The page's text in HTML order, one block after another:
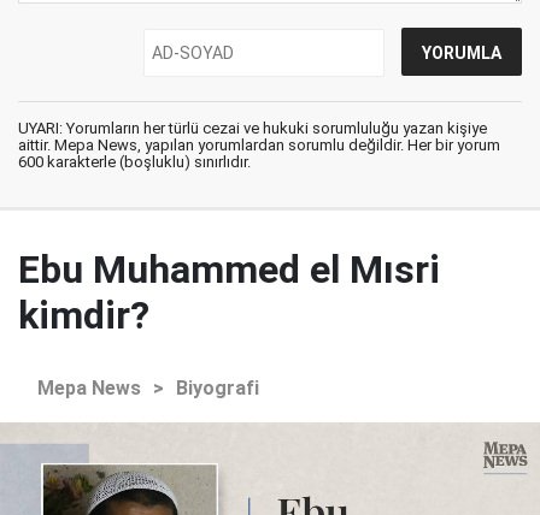
UYARI: Yorumların her türlü cezai ve hukuki sorumluluğu yazan kişiye
aittir. Mepa News, yapılan yorumlardan sorumlu değildir. Her bir yorum
600 karakterle (boşluklu) sınırlıdır.
Ebu Muhammed el Mısri
kimdir?
Mepa News > Biyografi